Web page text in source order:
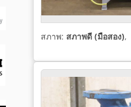
สภาพ: สภาพดี (มือสอง),